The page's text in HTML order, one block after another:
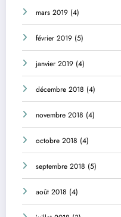
mars 2019 (4)
février 2019 (5)
janvier 2019 (4)
décembre 2018 (4)
novembre 2018 (4)
octobre 2018 (4)
septembre 2018 (5)
août 2018 (4)